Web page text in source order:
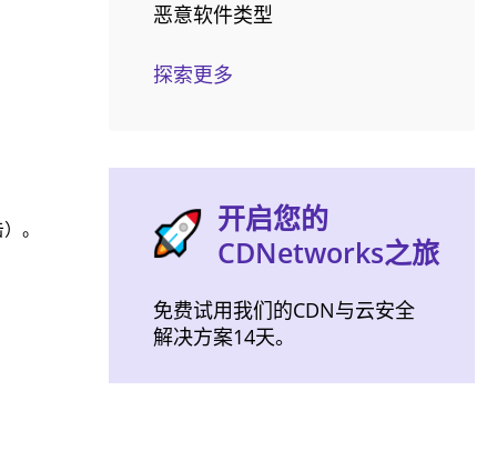
。
恶意软件类型
探索更多
开启您的
CDNetworks之旅
免费试用我们的CDN与云安全
解决方案14天。